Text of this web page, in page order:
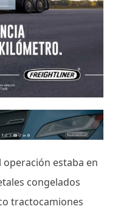
estaba en
congelados
tractocamiones